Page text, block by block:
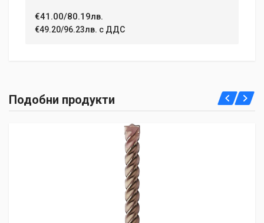
€41.00/80.19лв.
€49.20/96.23лв. с ДДС
Подобни продукти